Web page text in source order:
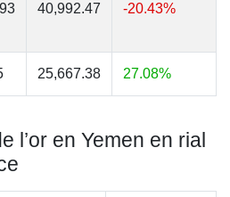
40,992.47 -20.43%
25,667.38 27.08%
l’or en Yemen en rial